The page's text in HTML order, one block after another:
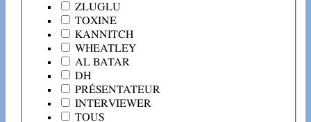
ZLUGLU
TOXINE
KANNITCH
WHEATLEY
AL BATAR
DH
PRÉSENTATEUR
INTERVIEWER
TOUS